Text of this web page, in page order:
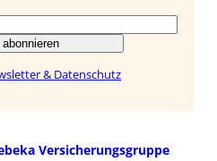
& Datenschutz
Versicherungsgruppe